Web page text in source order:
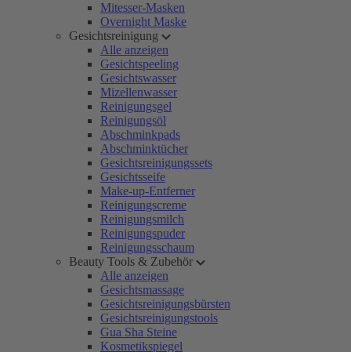
Mitesser-Masken
Overnight Maske
Gesichtsreinigung
Alle anzeigen
Gesichtspeeling
Gesichtswasser
Mizellenwasser
Reinigungsgel
Reinigungsöl
Abschminkpads
Abschminktücher
Gesichtsreinigungssets
Gesichtsseife
Make-up-Entferner
Reinigungscreme
Reinigungsmilch
Reinigungspuder
Reinigungsschaum
Beauty Tools & Zubehör
Alle anzeigen
Gesichtsmassage
Gesichtsreinigungsbürsten
Gesichtsreinigungstools
Gua Sha Steine
Kosmetikspiegel